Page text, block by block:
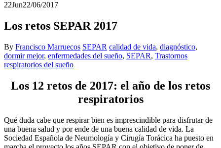
22Jun22/06/2017
Los retos SEPAR 2017
By Francisco Marruecos SEPAR calidad de vida, diagnóstico,
dormir mejor, enfermedades del sueño, SEPAR, Trastornos
respiratorios del sueño
Los 12 retos de 2017: el año de los retos
respiratorios
Qué duda cabe que respirar bien es imprescindible para disfrutar de
una buena salud y por ende de una buena calidad de vida. La
Sociedad Española de Neumología y Cirugía Torácica ha puesto en